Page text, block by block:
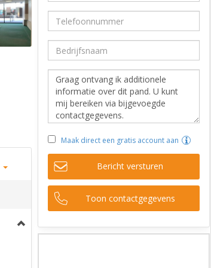
Maak direct een gratis account aan
Bericht versturen
Toon contactgegevens